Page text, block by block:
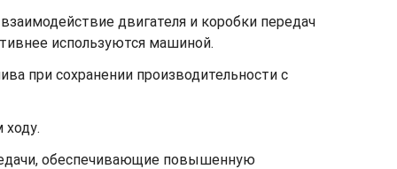
двигателя и коробки передач
используются машиной.
при сохранении производительности с
ходу.
обеспечивающие повышенную